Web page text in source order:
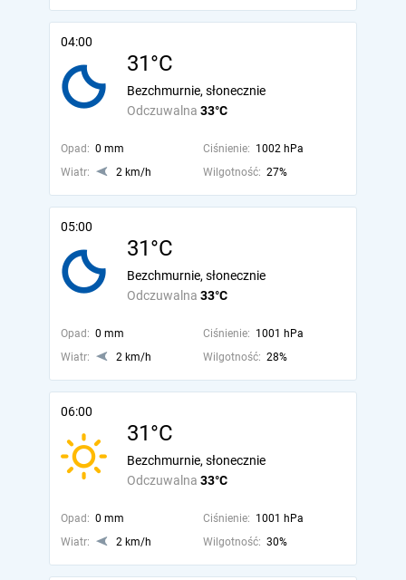
04:00
31°C
Odczuwalna 33°C
Bezchmurnie, słonecznie
Opad: 0 mm Ciśnienie: 1002 hPa
Wiatr:
2 km/h Wilgotność: 27%
05:00
31°C
Odczuwalna 33°C
Bezchmurnie, słonecznie
Opad: 0 mm Ciśnienie: 1001 hPa
Wiatr:
2 km/h Wilgotność: 28%
06:00
31°C
Odczuwalna 33°C
Bezchmurnie, słonecznie
Opad: 0 mm Ciśnienie: 1001 hPa
Wiatr:
2 km/h Wilgotność: 30%